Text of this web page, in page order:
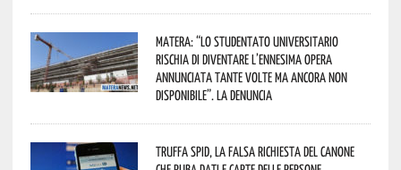
Matera: “Lo studentato universitario
rischia di diventare l’ennesima opera
annunciata tante volte ma ancora non
disponibile”. La denuncia
Truffa Spid, la falsa richiesta del canone